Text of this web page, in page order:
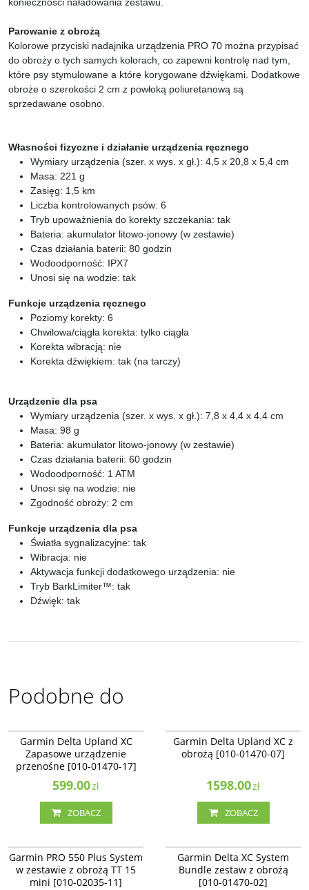
Parowanie z obrożą
Kolorowe przyciski nadajnika urządzenia PRO 70 można przypisać
do obroży o tych samych kolorach, co zapewni kontrolę nad tym,
które psy stymulowane a które korygowane dźwiękami. Dodatkowe
obroże o szerokości 2 cm z powłoką poliuretanową są
sprzedawane osobno.
Własności fizyczne i działanie urządzenia ręcznego
Wymiary urządzenia (szer. x wys. x gł.): 4,5 x 20,8 x 5,4 cm
Masa: 221 g
Zasięg: 1,5 km
Liczba kontrolowanych psów: 6
Tryb upoważnienia do korekty szczekania: tak
Bateria: akumulator litowo-jonowy (w zestawie)
Czas działania baterii: 80 godzin
Wodoodporność: IPX7
Unosi się na wodzie: tak
Funkcje urządzenia ręcznego
Poziomy korekty: 6
Chwilowa/ciągła korekta: tylko ciągła
Korekta wibracją: nie
Korekta dźwiękiem: tak (na tarczy)
Urządzenie dla psa
Wymiary urządzenia (szer. x wys. x gł.): 7,8 x 4,4 x 4,4 cm
Masa: 98 g
Bateria: akumulator litowo-jonowy (w zestawie)
Czas działania baterii: 60 godzin
Wodoodporność: 1 ATM
Unosi się na wodzie: nie
Zgodność obroży: 2 cm
Funkcje urządzenia dla psa
Światła sygnalizacyjne: tak
Wibracja: nie
Aktywacja funkcji dodatkowego urządzenia: nie
Tryb BarkLimiter™: tak
Dźwięk: tak
Podobne do
Garmin Delta Upland XC
Zapasowe urządzenie
przenośne [010-01470-17]
599.00zł
ZOBACZ
Garmin Delta Upland XC z
obrożą [010-01470-07]
1598.00zł
ZOBACZ
Garmin PRO 550 Plus System
w zestawie z obrożą TT 15
mini [010-02035-11]
Garmin Delta XC System
Bundle zestaw z obrożą
[010-01470-02]